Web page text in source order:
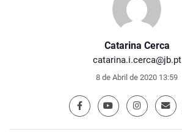
Catarina Cerca
catarina.i.cerca@jb.pt
8 de Abril de 2020 13:59